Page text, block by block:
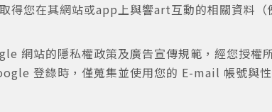
確定
取消
得您在其網站或app上與響art互動的相關資料
網站的隱私權政策及廣告宣傳規範，經您授權
登錄時，僅蒐集並使用您的 E-mail 帳號與性